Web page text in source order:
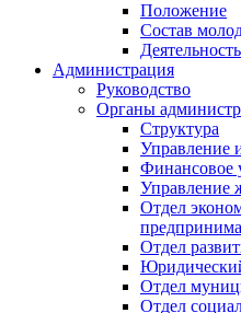
Положение
Состав
Деятельность
Администрация
Руководство
Органы
Структура
Управление
Финансовое
Управление
Отдел
Отдел
Отдел
Отдел